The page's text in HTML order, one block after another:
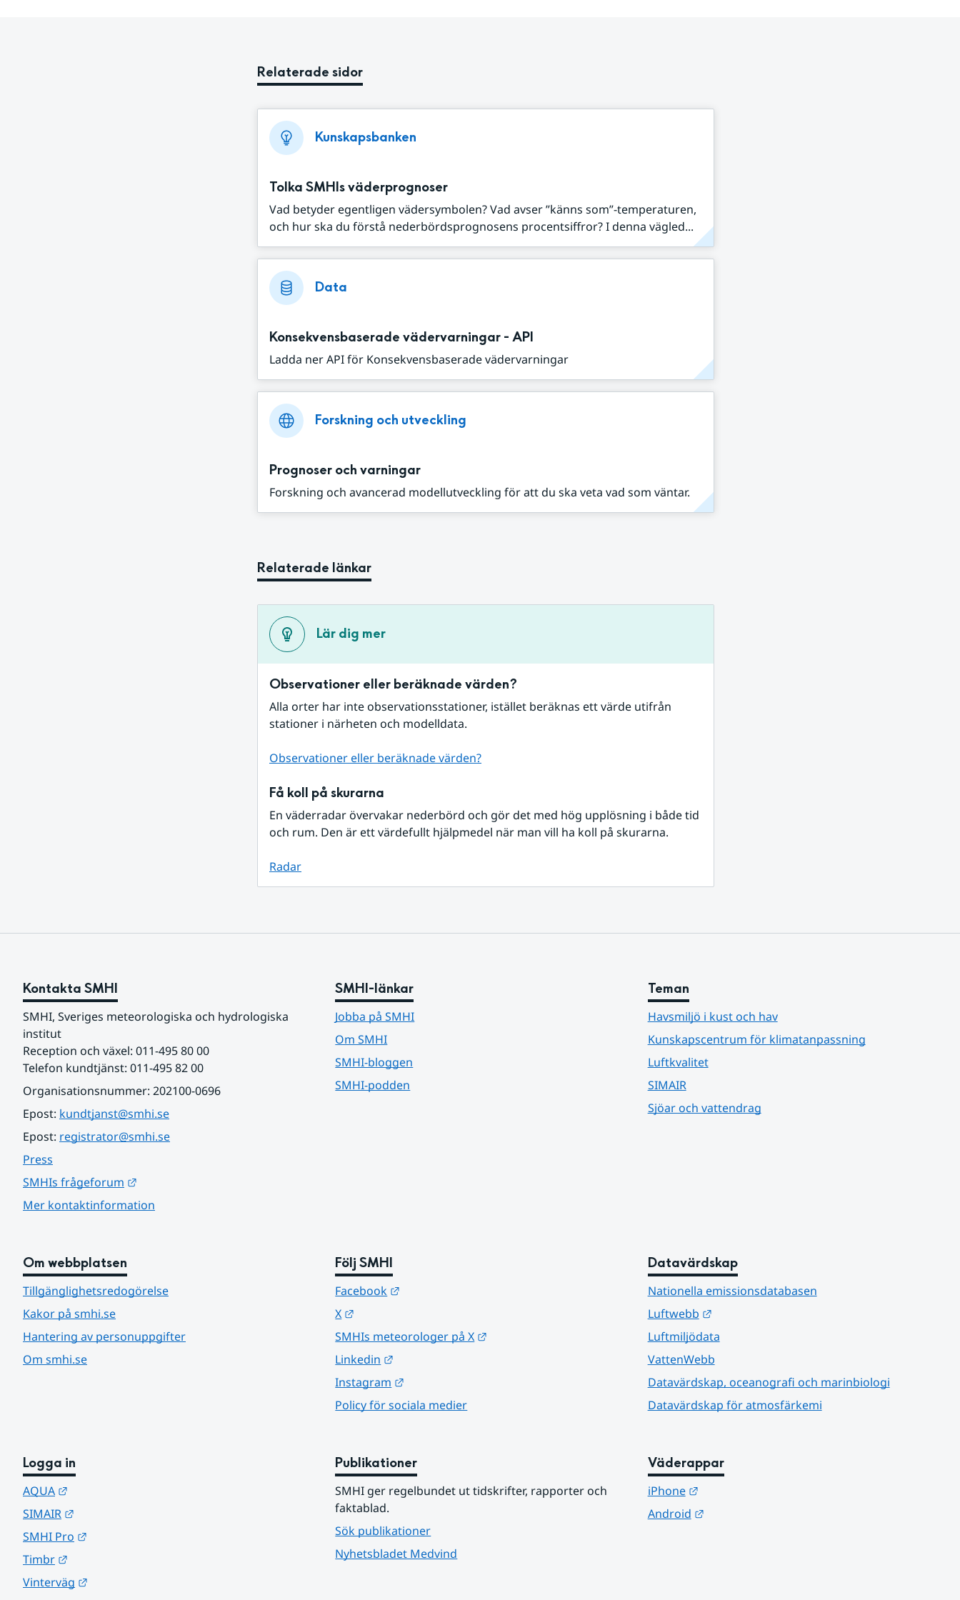
Relaterade sidor
Kunskapsbanken
Tolka SMHIs väderprognoser
Vad betyder egentligen vädersymbolen? Vad avser ”känns som”-temperaturen,
och hur ska du förstå nederbördsprognosens procentsiffror? I denna vägled...
Data
Konsekvensbaserade vädervarningar - API
Ladda ner API för Konsekvensbaserade vädervarningar
Forskning och utveckling
Prognoser och varningar
Forskning och avancerad modellutveckling för att du ska veta vad som väntar.
Relaterade länkar
Lär dig mer
Observationer eller beräknade värden?
Alla orter har inte observationsstationer, istället beräknas ett värde utifrån
stationer i närheten och modelldata.
Observationer eller beräknade värden?
Få koll på skurarna
En väderradar övervakar nederbörd och gör det med hög upplösning i både tid
och rum. Den är ett värdefullt hjälpmedel när man vill ha koll på skurarna.
Radar
Kontakta SMHI
SMHI, Sveriges meteorologiska och hydrologiska
institut
Reception och växel: 011-495 80 00
Telefon kundtjänst: 011-495 82 00
Organisationsnummer: 202100-0696
Epost: kundtjanst@smhi.se
Epost: registrator@smhi.se
Press
SMHIs frågeforum
Mer kontaktinformation
SMHI-länkar
Jobba på SMHI
Om SMHI
SMHI-bloggen
SMHI-podden
Teman
Havsmiljö i kust och hav
Kunskapscentrum för klimatanpassning
Luftkvalitet
SIMAIR
Sjöar och vattendrag
Om webbplatsen
Tillgänglighetsredogörelse
Kakor på smhi.se
Hantering av personuppgifter
Om smhi.se
Följ SMHI
Facebook
X
SMHIs meteorologer på X
Linkedin
Instagram
Policy för sociala medier
Datavärdskap
Nationella emissionsdatabasen
Luftwebb
Länk till annan webbplats.
Luftmiljödata
VattenWebb
Datavärdskap, oceanografi och marinbiologi
Datavärdskap för atmosfärkemi
Logga in
AQUA
SIMAIR
SMHI Pro
Timbr
Vinterväg
Publikationer
SMHI ger regelbundet ut tidskrifter, rapporter och
faktablad.
Sök publikationer
Nyhetsbladet Medvind
Väderappar
iPhone
Länk till annan webbplats.
Android
Länk till annan webbplats.